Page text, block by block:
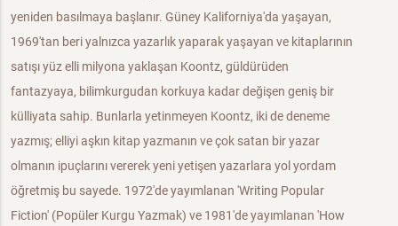
yeniden basılmaya başlanır. Güney Kaliforniya'da yaşayan,
1969'tan beri yalnızca yazarlık yaparak yaşayan ve kitaplarının
satışı yüz elli milyona yaklaşan Koontz, güldürüden
fantazyaya, bilimkurgudan korkuya kadar değişen geniş bir
külliyata sahip. Bunlarla yetinmeyen Koontz, iki de deneme
yazmış; elliyi aşkın kitap yazmanın ve çok satan bir yazar
olmanın ipuçlarını vererek yeni yetişen yazarlara yol yordam
öğretmiş bu sayede. 1972'de yayımlanan 'Writing Popular
Fiction' (Popüler Kurgu Yazmak) ve 1981'de yayımlanan 'How